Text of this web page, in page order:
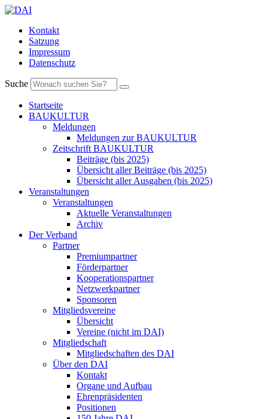
Kontakt
Satzung
Impressum
Datenschutz
Suche
Startseite
BAUKULTUR
Meldungen
Meldungen zur BAUKULTUR
Zeitschrift BAUKULTUR
Beiträge (bis 2025)
Übersicht aller Beiträge (bis 2025)
Übersicht aller Ausgaben (bis 2025)
Veranstaltungen
Veranstaltungen
Aktuelle Veranstaltungen
Archiv
Der Verband
Partner
Premiumpartner
Förderpartner
Kooperationspartner
Netzwerkpartner
Sponsoren
Mitgliedsvereine
Übersicht
Vereine (nicht im DAI)
Mitgliedschaft
Mitgliedschaften des DAI
Über den DAI
Kontakt
Organe und Aufbau
Ehrenpräsidenten
Positionen